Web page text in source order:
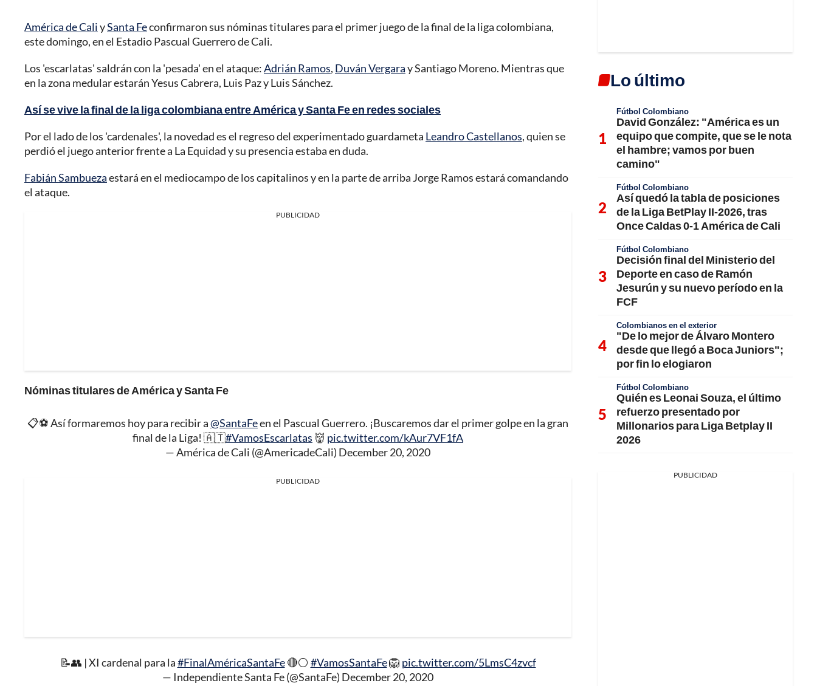
América de CaliySanta Feconfirmaron sus nóminas titulares para el primer juego de la final de la liga colombiana,
este domingo, en el Estadio Pascual Guerrero de Cali.
Los 'escarlatas' saldrán con la 'pesada' en el ataque:Adrián Ramos, Duván Vergaray Santiago Moreno. Mientras que
en la zona medular estarán Yesus Cabrera, Luis Paz y Luis Sánchez.
Así se vive la final de la liga colombiana entre América y Santa Fe en redes sociales
Por el lado de los 'cardenales', la novedad es el regreso del experimentado guardameta Leandro Castellanos, quien se
perdió el juego anterior frente a La Equidad y su presencia estaba en duda.
Fabián Sambuezaestará en el mediocampo de los capitalinos y en la parte de arriba Jorge Ramos estará comandando
el ataque.
PUBLICIDAD
Nóminas titulares de América y Santa Fe
📋⚽ Así formaremos hoy para recibir a@SantaFeen el Pascual Guerrero. ¡Buscaremos dar el primer golpe en la gran
final de la Liga! 🇦🇹#VamosEscarlatas 👹 pic.twitter.com/kAur7VF1fA
— América de Cali (@AmericadeCali) December 20, 2020
PUBLICIDAD
📝👥 | XI cardenal para la#FinalAméricaSantaFe🔴⚪ #VamosSantaFe🦁 pic.twitter.com/5LmsC4zvcf
— Independiente Santa Fe (@SantaFe) December 20, 2020
Lo último
Fútbol Colombiano
David González: "América es un
equipo que compite, que se le nota
el hambre; vamos por buen
camino"
Fútbol Colombiano
Así quedó la tabla de posiciones
de la Liga BetPlay II-2026, tras
Once Caldas 0-1 América de Cali
Fútbol Colombiano
Decisión final del Ministerio del
Deporte en caso de Ramón
Jesurún y su nuevo período en la
FCF
Colombianos en el exterior
"De lo mejor de Álvaro Montero
desde que llegó a Boca Juniors";
por fin lo elogiaron
Fútbol Colombiano
Quién es Leonai Souza, el último
refuerzo presentado por
Millonarios para Liga Betplay II
2026
PUBLICIDAD